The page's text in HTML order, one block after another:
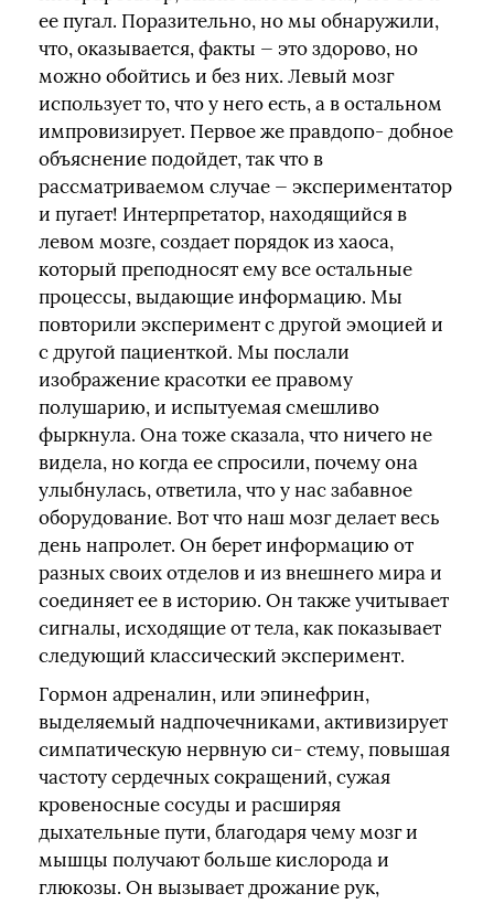
ее пугал. Поразительно, но мы обнаружили,
что, оказывается, факты — это здорово, но
можно обойтись и без них. Левый мозг
использует то, что у него есть, а в остальном
импровизирует. Первое же правдопо- добное
объяснение подойдет, так что в
рассматриваемом случае — экспериментатор
и пугает! Интерпретатор, находящийся в
левом мозге, создает порядок из хаоса,
который преподносят ему все остальные
процессы, выдающие информацию. Мы
повторили эксперимент с другой эмоцией и
с другой пациенткой. Мы послали
изображение красотки ее правому
полушарию, и испытуемая смешливо
фыркнула. Она тоже сказала, что ничего не
видела, но когда ее спросили, почему она
улыбнулась, ответила, что у нас забавное
оборудование. Вот что наш мозг делает весь
день напролет. Он берет информацию от
разных своих отделов и из внешнего мира и
соединяет ее в историю. Он также учитывает
сигналы, исходящие от тела, как показывает
следующий классический эксперимент.
Гормон адреналин, или эпинефрин,
выделяемый надпочечниками, активизирует
симпатическую нервную си- стему, повышая
частоту сердечных сокращений, сужая
кровеносные сосуды и расширяя
дыхательные пути, благодаря чему мозг и
мышцы получают больше кислорода и
глюкозы. Он вызывает дрожание рук,